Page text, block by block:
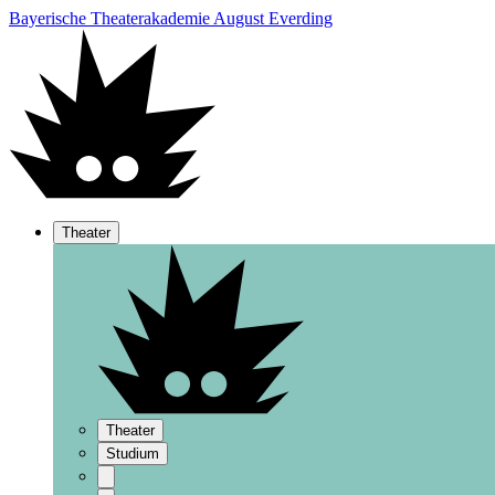
Bayerische Theaterakademie August Everding
Theater
Theater
Studium